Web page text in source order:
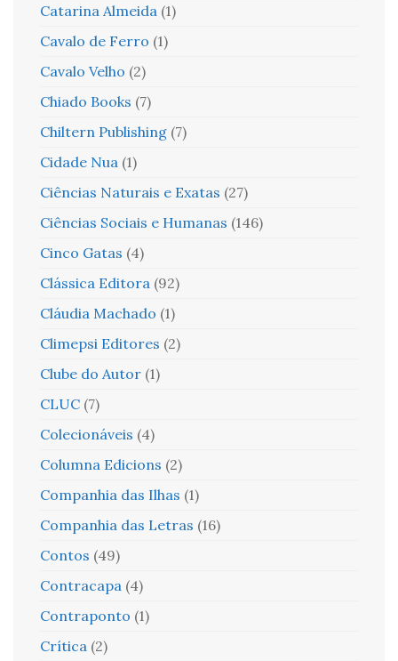
Catarina Almeida (1)
Cavalo de Ferro (1)
Cavalo Velho (2)
Chiado Books (7)
Chiltern Publishing (7)
Cidade Nua (1)
Ciências Naturais e Exatas (27)
Ciências Sociais e Humanas (146)
Cinco Gatas (4)
Clássica Editora (92)
Cláudia Machado (1)
Climepsi Editores (2)
Clube do Autor (1)
CLUC (7)
Colecionáveis (4)
Columna Edicions (2)
Companhia das Ilhas (1)
Companhia das Letras (16)
Contos (49)
Contracapa (4)
Contraponto (1)
Crítica (2)